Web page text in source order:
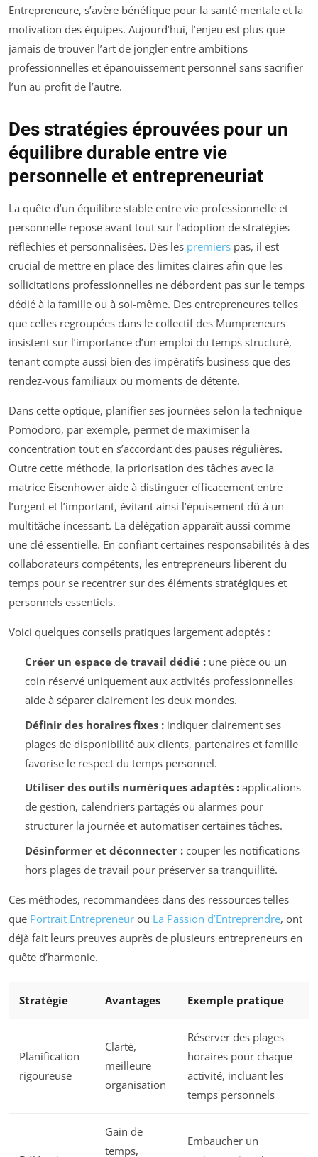
Entrepreneure, s’avère bénéfique pour la santé mentale et la
motivation des équipes. Aujourd’hui, l’enjeu est plus que
jamais de trouver l’art de jongler entre ambitions
professionnelles et épanouissement personnel sans sacrifier
l’un au profit de l’autre.
Des stratégies éprouvées pour un
équilibre durable entre vie
personnelle et entrepreneuriat
La quête d’un équilibre stable entre vie professionnelle et
personnelle repose avant tout sur l’adoption de stratégies
réfléchies et personnalisées. Dès les premiers pas, il est
crucial de mettre en place des limites claires afin que les
sollicitations professionnelles ne débordent pas sur le temps
dédié à la famille ou à soi-même. Des entrepreneures telles
que celles regroupées dans le collectif des Mumpreneurs
insistent sur l’importance d’un emploi du temps structuré,
tenant compte aussi bien des impératifs business que des
rendez-vous familiaux ou moments de détente.
Dans cette optique, planifier ses journées selon la technique
Pomodoro, par exemple, permet de maximiser la
concentration tout en s’accordant des pauses régulières.
Outre cette méthode, la priorisation des tâches avec la
matrice Eisenhower aide à distinguer efficacement entre
l’urgent et l’important, évitant ainsi l’épuisement dû à un
multitâche incessant. La délégation apparaît aussi comme
une clé essentielle. En confiant certaines responsabilités à des
collaborateurs compétents, les entrepreneurs libèrent du
temps pour se recentrer sur des éléments stratégiques et
personnels essentiels.
Voici quelques conseils pratiques largement adoptés :
Créer un espace de travail dédié :une pièce ou un
coin réservé uniquement aux activités professionnelles
aide à séparer clairement les deux mondes.
Définir des horaires fixes :indiquer clairement ses
plages de disponibilité aux clients, partenaires et famille
favorise le respect du temps personnel.
Utiliser des outils numériques adaptés :applications
de gestion, calendriers partagés ou alarmes pour
structurer la journée et automatiser certaines tâches.
Désinformer et déconnecter :couper les notifications
hors plages de travail pour préserver sa tranquillité.
Ces méthodes, recommandées dans des ressources telles
que Portrait Entrepreneur ou La Passion d’Entreprendre, ont
déjà fait leurs preuves auprès de plusieurs entrepreneurs en
quête d’harmonie.
Stratégie Avantages Exemple pratique
Planification
rigoureuse
Clarté,
meilleure
organisation
Réserver des plages
horaires pour chaque
activité, incluant les
temps personnels
Gain de
temps,
Embaucher un